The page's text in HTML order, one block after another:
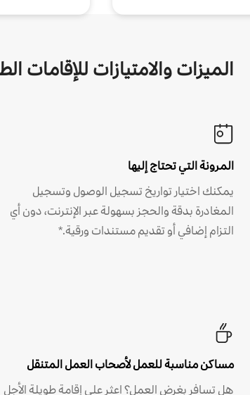
الميزات والامتيازات للإقامات
المرونة التي تحتاج إليها
يمكنك اختيار تواريخ تسجيل الوصول وتسجيل
المغادرة بدقة والحجز بسهولة عبر الإنترنت، دون أي
التزام إضافي أو تقديم مستندات ورقية.*
مساكن مناسبة للعمل لأصحاب العمل المتنقل
هل تسافر بغرض العمل؟ اعثر على إقامة طويلة الأجل